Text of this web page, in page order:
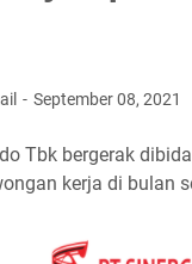
September 08, 2021
Tbk bergerak
kerja di bulan